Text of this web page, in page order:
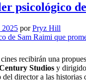
psicológico
2025 porPryz Hill
recibirán una
Studios y
director a las historias